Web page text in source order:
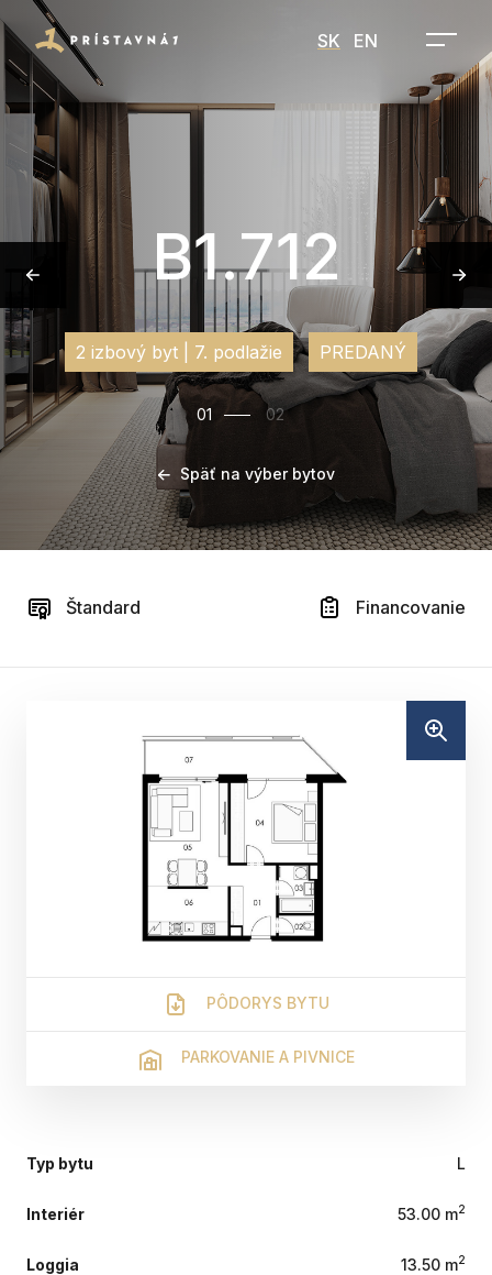
SK EN
B1.712
2 izbový byt | 7. podlažie PREDANÝ
01 02
Späť na výber bytov
Štandard Financovanie
Typ bytu L
Interiér 53.00 m2
Loggia 13.50 m2
PÔDORYS BYTU
PARKOVANIE A PIVNICE